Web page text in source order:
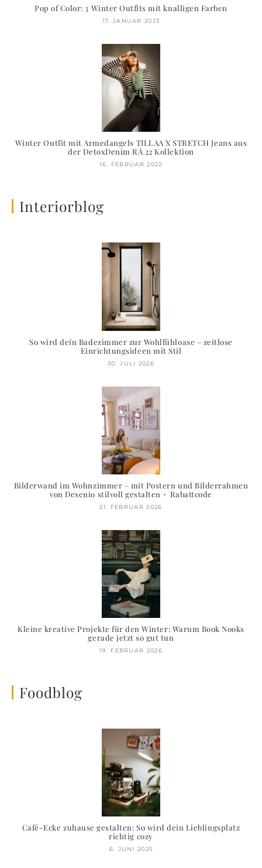
Pop of Color: 3 Winter Outfits mit knalligen Farben
17. JANUAR 2023
Winter Outfit mit Armedangels TILLAA X STRETCH Jeans aus
der DetoxDenim RÅ 22 Kollektion
16. FEBRUAR 2022
Interiorblog
So wird dein Badezimmer zur Wohlfühloase – zeitlose
Einrichtungsideen mit Stil
30. JULI 2026
Bilderwand im Wohnzimmer – mit Postern und Bilderrahmen
von Desenio stilvoll gestalten + Rabattcode
21. FEBRUAR 2026
Kleine kreative Projekte für den Winter: Warum Book Nooks
gerade jetzt so gut tun
19. FEBRUAR 2026
Foodblog
Café-Ecke zuhause gestalten: So wird dein Lieblingsplatz
richtig cozy
6. JUNI 2025